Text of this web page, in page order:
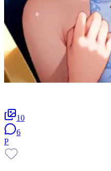
10
6
P